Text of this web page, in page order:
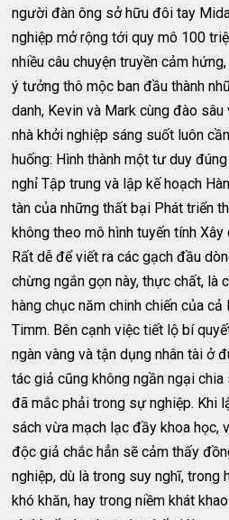
người đàn ông sở hữu đôi tay
nghiệp mở rộng tới quy mô 100
nhiều câu chuyện truyền cảm
ý tưởng thô mộc ban đầu thành
danh, Kevin và Mark cùng đào
nhà khởi nghiệp sáng suốt luôn
huống: Hình thành một tư duy
nghỉ Tập trung và lập kế hoạch
tàn của những thất bại Phát triển
không theo mô hình tuyến tính
Rất dễ để viết ra các gạch đầu
chừng ngắn gọn này, thực chất, là
hàng chục năm chinh chiến của
Timm. Bên cạnh việc tiết lộ bí
ngàn vàng và tận dụng nhân tài ở
tác giả cũng không ngần ngại
đã mắc phải trong sự nghiệp. Khi
sách vừa mạch lạc đầy khoa học,
độc giả chắc hẳn sẽ cảm thấy
nghiệp, dù là trong suy nghĩ, trong
khó khăn, hay trong niềm khát